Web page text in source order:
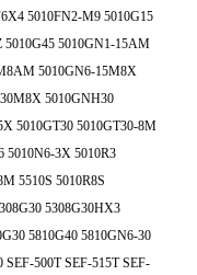
5010FN2-M9 5010G15
5010G45 5010GN1-15AM
5010GN6-15M8X
5010GNH30
5010GT30 5010GT30-8M
5010N6-3X 5010R3
5510S 5010R8S
5308G30HX3
5810G40 5810GN6-30
500T SEF-515T SEF-